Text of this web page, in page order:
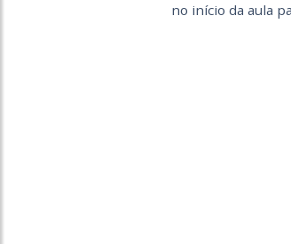
no início da aula